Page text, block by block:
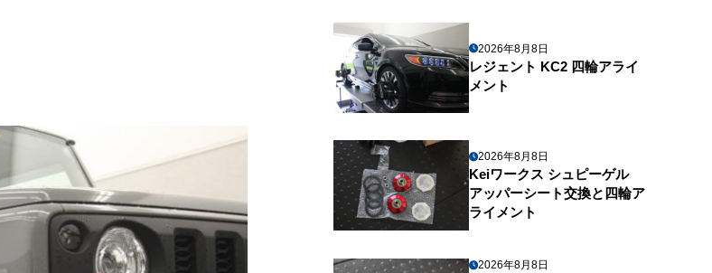
2026年8月8日
レジェント KC2 四輪アライ
メント
2026年8月8日
Keiワークス シュピーゲル
アッパーシート交換と四輪ア
ライメント
2026年8月8日